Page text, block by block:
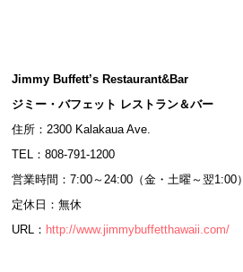
Jimmy Buffett’s Restaurant&Bar
ジミー・バフェット レストラン＆バー
住所：2300 Kalakaua Ave.
TEL：808-791-1200
営業時間：7:00～24:00（金・土曜～翌1:00）
定休日：無休
URL： http://www.jimmybuffetthawaii.com/